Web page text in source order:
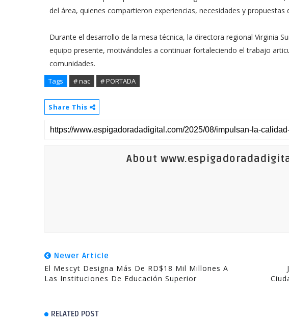
del área, quienes compartieron experiencias, necesidades y propuestas
Durante el desarrollo de la mesa técnica, la directora regional Virginia
equipo presente, motivándoles a continuar fortaleciendo el trabajo
comunidades.
Tags # nac # PORTADA
Share This
About
Newer Article
El Mescyt Designa Más De RD$18 Mil Millones A
Las Instituciones De Educación Superior
RELATED POST